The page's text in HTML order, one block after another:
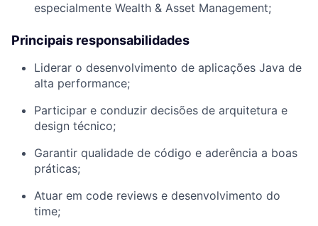
especialmente Wealth & Asset Management;
Principais responsabilidades
Liderar o desenvolvimento de aplicações Java de
alta performance;
Participar e conduzir decisões de arquitetura e
design técnico;
Garantir qualidade de código e aderência a boas
práticas;
Atuar em code reviews e desenvolvimento do
time;